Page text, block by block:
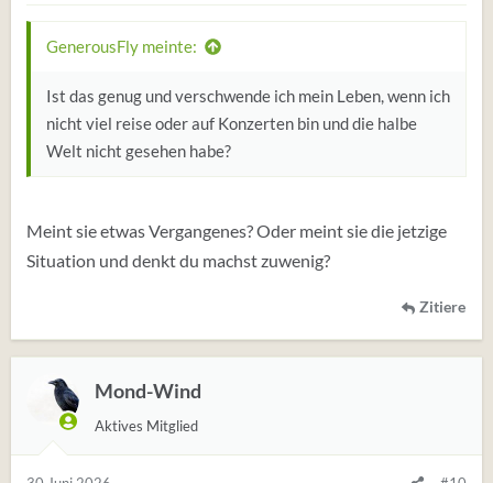
GenerousFly meinte:
Ist das genug und verschwende ich mein Leben, wenn ich
nicht viel reise oder auf Konzerten bin und die halbe
Welt nicht gesehen habe?
Meint sie etwas Vergangenes? Oder meint sie die jetzige
Situation und denkt du machst zuwenig?
Zitiere
Mond-Wind
Aktives Mitglied